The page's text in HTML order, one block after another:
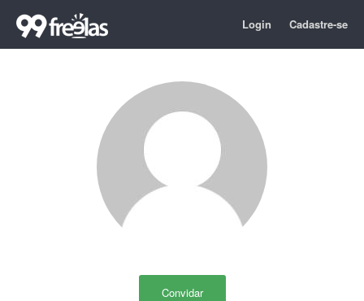
Login Cadastre-se
Convidar